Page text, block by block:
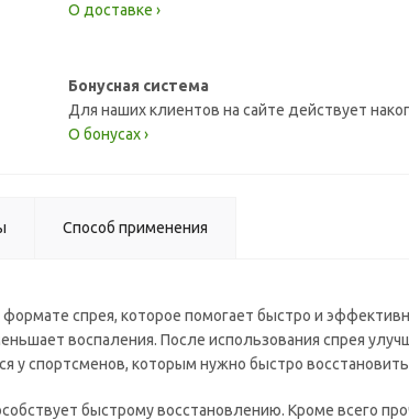
О доставке ›
Бонусная система
Для наших клиентов на сайте действует
О бонусах ›
Способ применения
спрея, которое помогает быстро и
воспаления. После использования спрея
спортсменов, которым нужно быстро
быстрому восстановлению. Кроме всего